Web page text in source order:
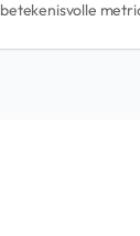
betekenisvolle